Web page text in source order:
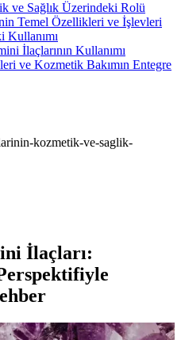
ve Sağlık Üzerindeki Rolü
Temel Özellikleri ve İşlevleri
Kullanımı
İlaçlarının Kullanımı
ve Kozmetik Bakımın Entegre
kozmetik-ve-saglik-
İlaçları: